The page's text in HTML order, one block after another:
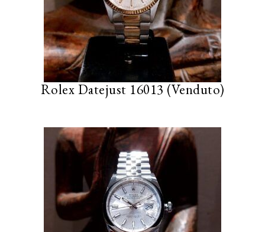
Rolex Datejust 16013 (Venduto)